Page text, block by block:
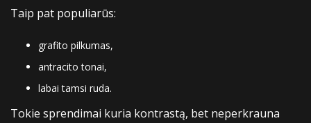
Taip pat populiarūs:
grafito pilkumas,
antracito tonai,
labai tamsi ruda.
Tokie sprendimai kuria kontrastą, bet neperkrauna